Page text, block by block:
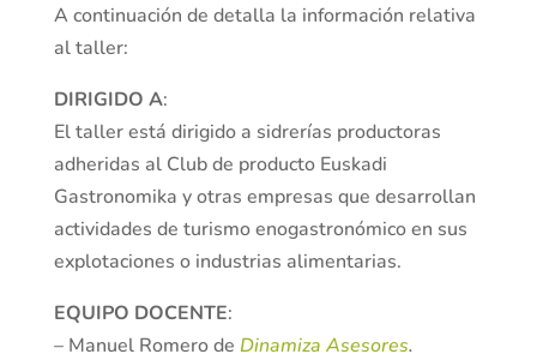
A continuación de detalla la información relativa
al taller:
DIRIGIDO A:
El taller está dirigido a sidrerías productoras
adheridas al Club de producto Euskadi
Gastronomika y otras empresas que desarrollan
actividades de turismo enogastronómico en sus
explotaciones o industrias alimentarias.
EQUIPO DOCENTE:
– Manuel Romero de Dinamiza Asesores.